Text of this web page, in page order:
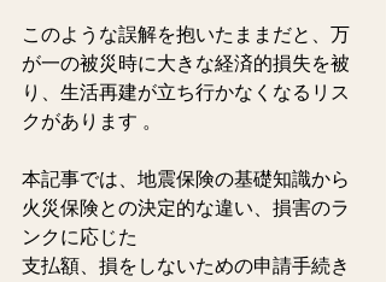
このような誤解を抱いたままだと、万
が一の被災時に大きな経済的損失を被
り、生活再建が立ち行かなくなるリス
クがあります 。
本記事では、地震保険の基礎知識から
火災保険との決定的な違い、損害のラ
ンクに応じた
支払額、損をしないための申請手続き